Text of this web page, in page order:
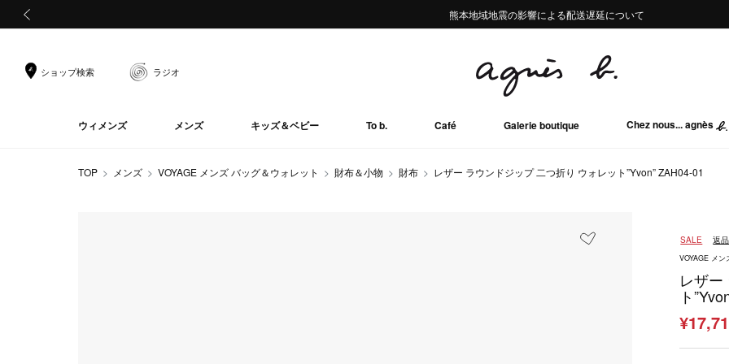
熊本地域地震の影響による配送遅延について
Summer Sale 2buy10%OFF!!
熊本地域地震の影響による配送遅延について
Summer Sale 2buy10%OFF!!
ショップ検索 ラジオ
ウィメンズ メンズ キッズ＆ベビー To b. Café Galerie boutique Chez nous... agnès
TOP メンズ VOYAGE メンズ バッグ＆ウォレット 財布＆小物 財布 レザー ラウンドジップ 二つ折り ウォレット”Yvon” ZAH04-01
SALE 返
VOYAGE メ
レザ
ト